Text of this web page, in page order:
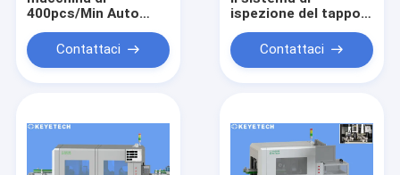
400pcs/Min Auto
Visualizer Quality
Inspection per
l'anello di gomma di
Contattaci
ispezione del tappo
di bottiglia del
contagoccia di
occhio diserta il
l'imballaggio di
Contattaci